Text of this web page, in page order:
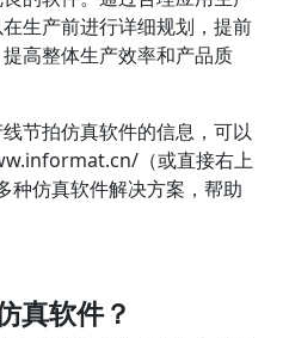
生产前进行详细规划，提前
高整体生产效率和产品质
节拍仿真软件的信息，可以
（或直接右上
种仿真软件解决方案，帮助
真软件？